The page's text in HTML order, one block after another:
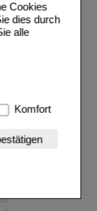
Cookies
dies durch
alle
sich um
gestalten,
Komfort